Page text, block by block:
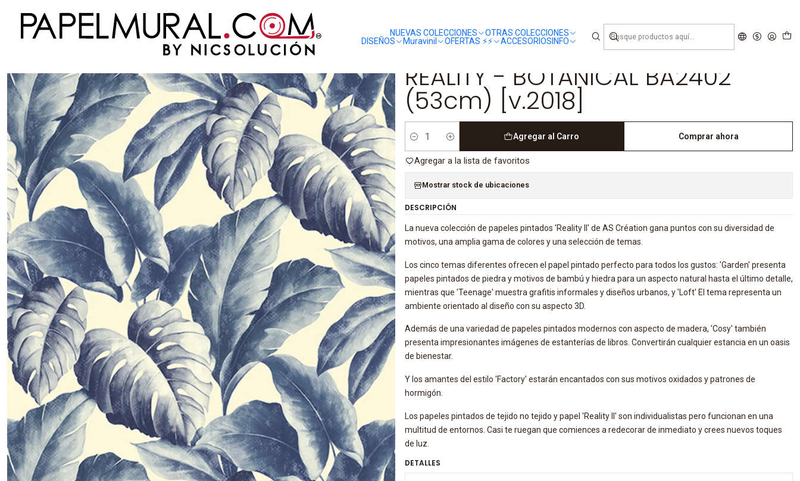
NUEVAS COLECCIONES
OTRAS COLECCIONES
DISEÑOS
Muravinil OFERTAS ⚡️⚡️ ACCESORIOSINFO
Inicio PAPEL MURAL OTRAS COLECCIONES MODERNO REALITY REALITY - BOTANICAL BA2402 (53cm) [v.2018]
REALITY - BOTANICAL BA2402
(53cm) [v.2018]
Cantidad
Agregar al Carro Comprar ahora
Agregar a la lista de favoritos
Mostrar stock de ubicaciones
DESCRIPCIÓN
La nueva colección de papeles pintados 'Reality II' de AS Création gana puntos con su diversidad de
motivos, una amplia gama de colores y una selección de temas.
Los cinco temas diferentes ofrecen el papel pintado perfecto para todos los gustos: 'Garden' presenta
papeles pintados de piedra y motivos de bambú y hiedra para un aspecto natural hasta el último detalle,
mientras que 'Teenage' muestra grafitis informales y diseños urbanos, y 'Loft' El tema representa un
ambiente orientado al diseño con su aspecto 3D.
Además de una variedad de papeles pintados modernos con aspecto de madera, 'Cosy' también
presenta impresionantes imágenes de estanterías de libros. Convertirán cualquier estancia en un oasis
de bienestar.
Y los amantes del estilo 'Factory' estarán encantados con sus motivos oxidados y patrones de
hormigón.
Los papeles pintados de tejido no tejido y papel 'Reality II' son individualistas pero funcionan en una
multitud de entornos. Casi te ruegan que comiences a redecorar de inmediato y crees nuevos toques
de luz.
DETALLES